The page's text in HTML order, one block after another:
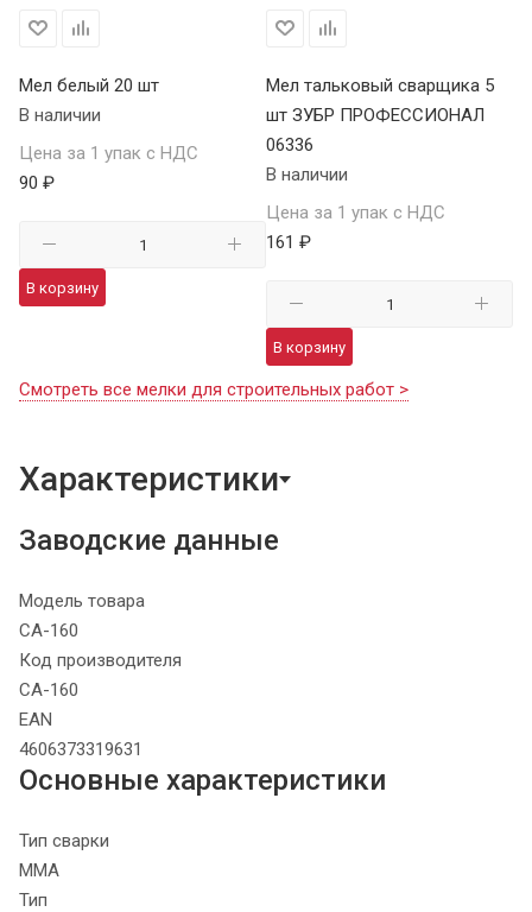
Мел белый 20 шт
В наличии
Цена за 1 упак с НДС
90 ₽
В корзину
Мел тальковый сварщика 5
шт ЗУБР ПРОФЕССИОНАЛ
06336
В наличии
Цена за 1 упак с НДС
161 ₽
В корзину
Смотреть все мелки для строительных работ >
Характеристики
Заводские данные
Модель товара
СА-160
Код производителя
СА-160
EAN
4606373319631
Основные характеристики
Тип сварки
MMA
Тип